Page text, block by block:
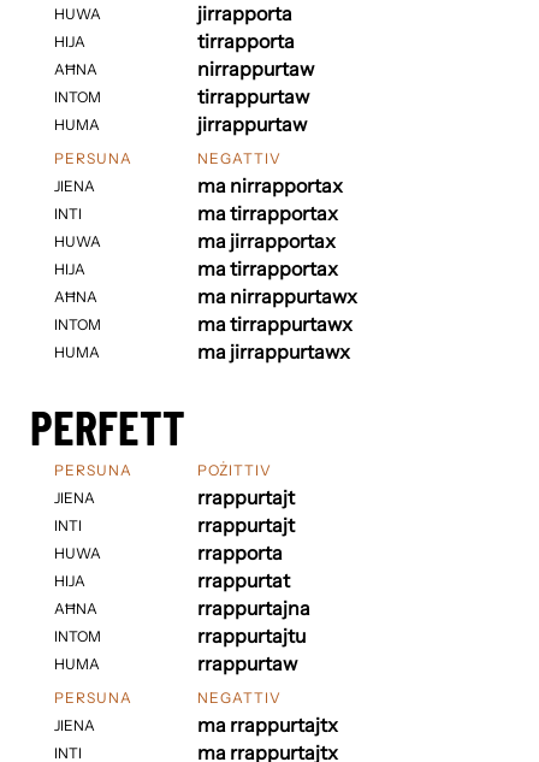
HUWA
HIJA
AĦNA
INTOM
HUMA
jirrapporta
tirrapporta
nirrappurtaw
tirrappurtaw
jirrappurtaw
PERSUNA
JIENA
INTI
HUWA
HIJA
AĦNA
INTOM
HUMA
NEGATTIV
ma nirrapportax
ma tirrapportax
ma jirrapportax
ma tirrapportax
ma nirrappurtawx
ma tirrappurtawx
ma jirrappurtawx
PERFETT
PERSUNA
JIENA
INTI
HUWA
HIJA
AĦNA
INTOM
HUMA
POŻITTIV
rrappurtajt
rrappurtajt
rrapporta
rrappurtat
rrappurtajna
rrappurtajtu
rrappurtaw
PERSUNA
JIENA
INTI
NEGATTIV
ma rrappurtajtx
ma rrappurtajtx